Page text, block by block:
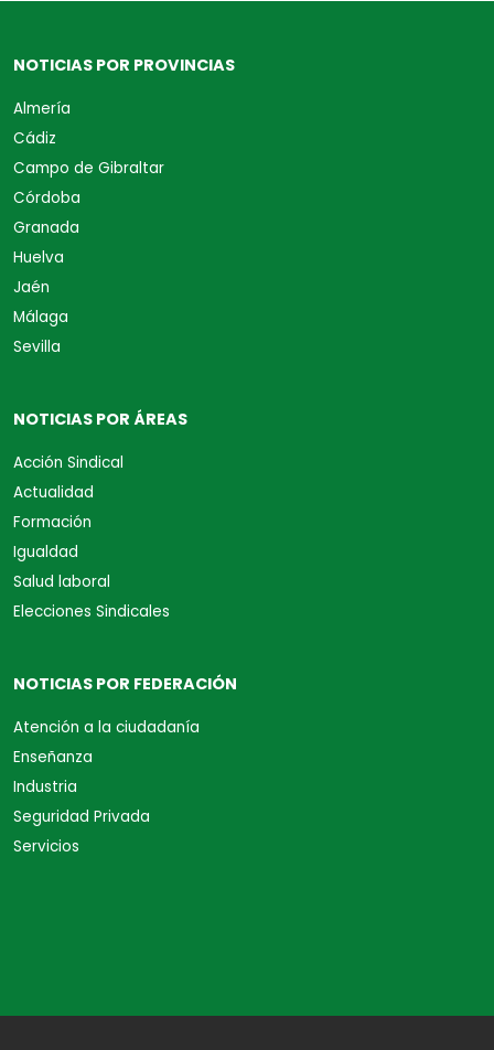
NOTICIAS POR PROVINCIAS
Almería
Cádiz
Campo de Gibraltar
Córdoba
Granada
Huelva
Jaén
Málaga
Sevilla
NOTICIAS POR ÁREAS
Acción Sindical
Actualidad
Formación
Igualdad
Salud laboral
Elecciones Sindicales
NOTICIAS POR FEDERACIÓN
Atención a la ciudadanía
Enseñanza
Industria
Seguridad Privada
Servicios